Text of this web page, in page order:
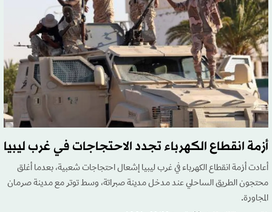
أزمة انقطاع الكهرباء تجدد الاحتجاجات في غرب ليبيا
أعادت أزمة انقطاع الكهرباء في غرب ليبيا إشعال احتجاجات شعبية، بعدما أغلق
محتجون الطريق الساحلي عند مدخل مدينة صبراتة، وسط توتر مع مدينة صرمان
المجاورة.